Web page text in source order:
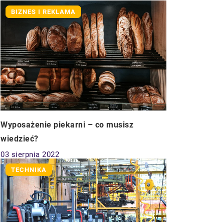
BIZNES I REKLAMA
Wyposażenie piekarni – co musisz
wiedzieć?
03 sierpnia 2022
TECHNIKA